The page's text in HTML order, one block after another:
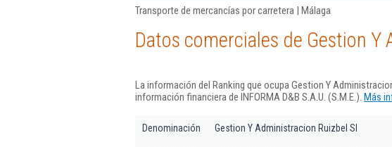
Transporte de mercancías por carretera | Málaga
Datos comerciales de Gestion Y
La información del Ranking que ocupa Gestion Y
información financiera de INFORMA D&B S.A.U. (S.M.E.). Más
Denominación Gestion Y Administracion Ruizbel Sl